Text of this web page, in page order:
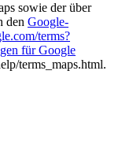
sowie der über
den Google-
terms?
für Google
terms_maps.html.